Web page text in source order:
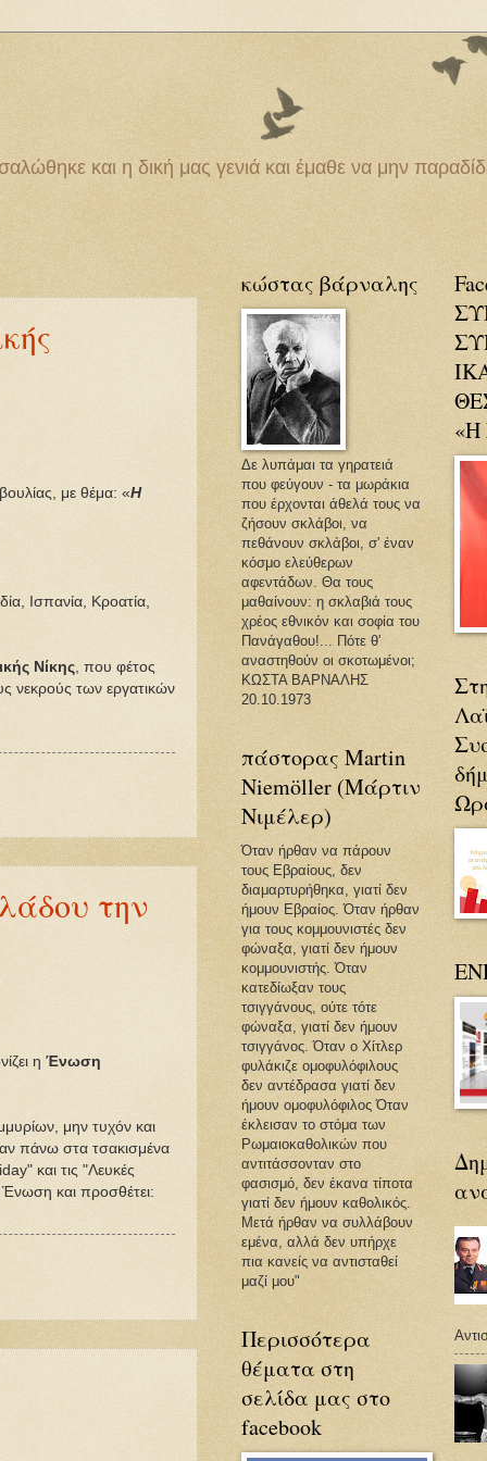
και η δική μας γενιά και έμαθε να μην
με θέμα: «Η
Ισπανία, Κροατία,
Νίκης , που φέτος
νεκρούς των εργατικών
την
η Ένωση
μην τυχόν και
πάνω στα τσακισμένα
και τις "Λευκές
και προσθέτει:
κώστας βάρναλης
Δε λυπάμαι τα γηρατειά
που φεύγουν - τα μωράκια
που έρχονται άθελά τους να
ζήσουν σκλάβοι, να
πεθάνουν σκλάβοι, σ' έναν
κόσμο ελεύθερων
αφεντάδων. Θα τους
μαθαίνουν: η σκλαβιά τους
χρέος εθνικόν και σοφία του
Πανάγαθου!... Πότε θ'
αναστηθούν οι σκοτωμένοι;
ΚΩΣΤΑ ΒΑΡΝΑΛΗΣ
20.10.1973
πάστορας Martin
Niemöller (Μάρτιν
Νιμέλερ)
Όταν ήρθαν να πάρουν
τους Εβραίους, δεν
διαμαρτυρήθηκα, γιατί δεν
ήμουν Εβραίος. Όταν ήρθαν
για τους κομμουνιστές δεν
φώναξα, γιατί δεν ήμουν
κομμουνιστής. Όταν
κατεδίωξαν τους
τσιγγάνους, ούτε τότε
φώναξα, γιατί δεν ήμουν
τσιγγάνος. Όταν ο Χίτλερ
φυλάκιζε ομοφυλόφιλους
δεν αντέδρασα γιατί δεν
ήμουν ομοφυλόφιλος Όταν
έκλεισαν το στόμα των
Ρωμαιοκαθολικών που
αντιτάσσονταν στο
φασισμό, δεν έκανα τίποτα
γιατί δεν ήμουν καθολικός.
Μετά ήρθαν να συλλάβουν
εμένα, αλλά δεν υπήρχε
πια κανείς να αντισταθεί
μαζί μου"
Περισσότερα
θέματα στη
σελίδα μας στο
facebook